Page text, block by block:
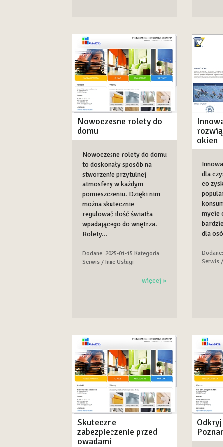
Nowoczesne rolety do
domu
Nowoczesne rolety do domu
to doskonały sposób na
stworzenie przytulnej
atmosfery w każdym
pomieszczeniu. Dzięki nim
można skutecznie
regulować ilość światła
wpadającego do wnętrza.
Rolety...
Dodane: 2025-01-15 Kategoria:
Serwis / Inne Usługi
więcej »
okien
dla
co
mycie
dla
Serwis
Skuteczne
zabezpieczenie przed
owadami